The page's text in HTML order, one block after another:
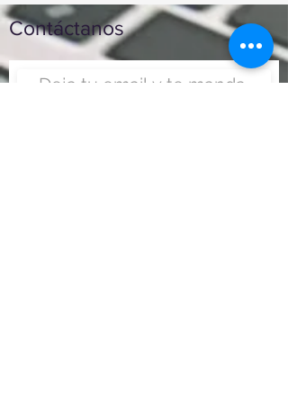
Contáctanos